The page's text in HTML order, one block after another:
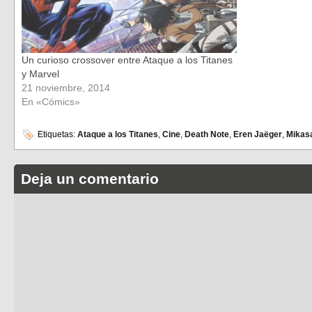
Un curioso crossover entre Ataque a los Titanes
y Marvel
21 noviembre, 2014
En «Cómics»
Etiquetas: Ataque a los Titanes, Cine, Death Note, Eren Jaëger,
Deja un comentario